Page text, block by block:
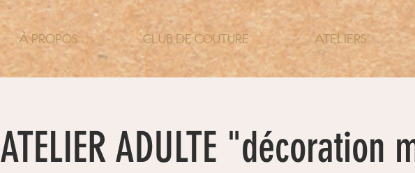
À PROPOS CLUB DE COUTURE ATELIERS
ATELIER ADULTE "décoration